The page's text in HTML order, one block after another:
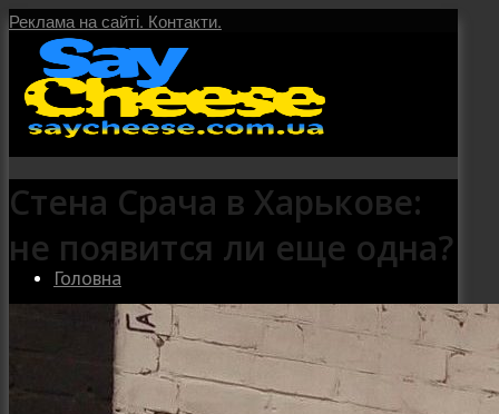
Реклама на сайті. Контакти.
Головна
Послуги
Стена Срача в Харькове:
не появится ли еще одна?